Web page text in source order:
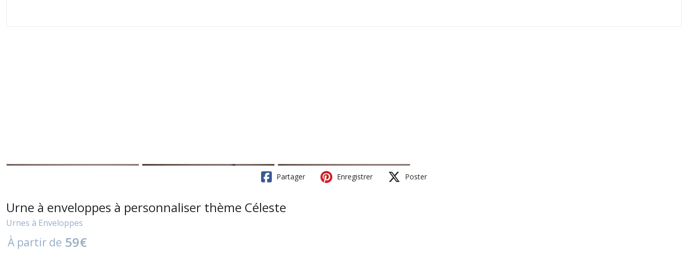
Partager Enregistrer Poster
Urne à enveloppes à personnaliser thème Céleste
Urnes à Enveloppes
À partir de 59€